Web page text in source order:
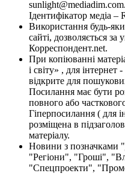
Ідентифікатор медіа –
Використання будь-
сайті, дозволяється
Корреспондент.net.
При копіюванні
і світу» , для
відкрите для
Посилання має бути
повного або
Гіперпосилання ( для
розміщена в
матеріалу.
Новини з позначками
"Регіони", "Гроші",
"Спецпроекти",